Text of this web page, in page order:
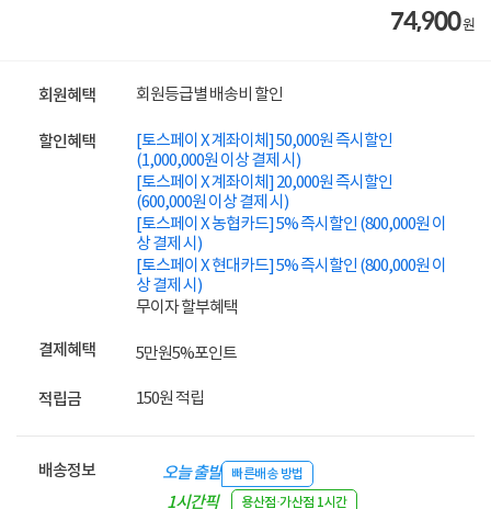
74,900원
회원혜택 회원등급별 배송비 할인
할인혜택
[토스페이 X 계좌이체] 50,000원 즉시할인
(1,000,000원 이상 결제 시)
[토스페이 X 계좌이체] 20,000원 즉시할인
(600,000원 이상 결제 시)
[토스페이 X 농협카드] 5% 즉시할인 (800,000원 이
상 결제 시)
[토스페이 X 현대카드] 5% 즉시할인 (800,000원 이
상 결제 시)
무이자 할부혜택
결제혜택 5만원5%포인트
적립금 150원 적립
배송정보 오늘 출발 빠른배송 방법
1시간픽
용산점·가산점 1시간